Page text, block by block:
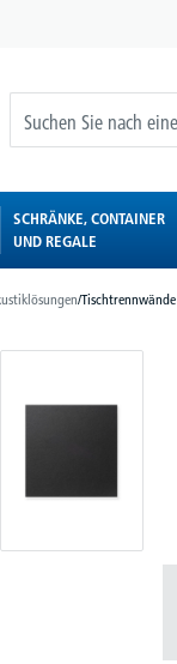
SCHRÄNKE, CONTAINER
UND REGALE
/Tischtrennwände